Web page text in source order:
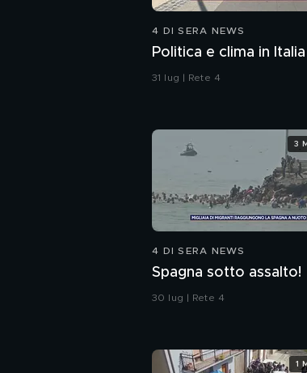
4 DI SERA NEWS
Politica e clima in Italia
31 lug | Rete 4
4 DI SERA NEWS
Spagna sotto assalto!
30 lug | Rete 4
3
1